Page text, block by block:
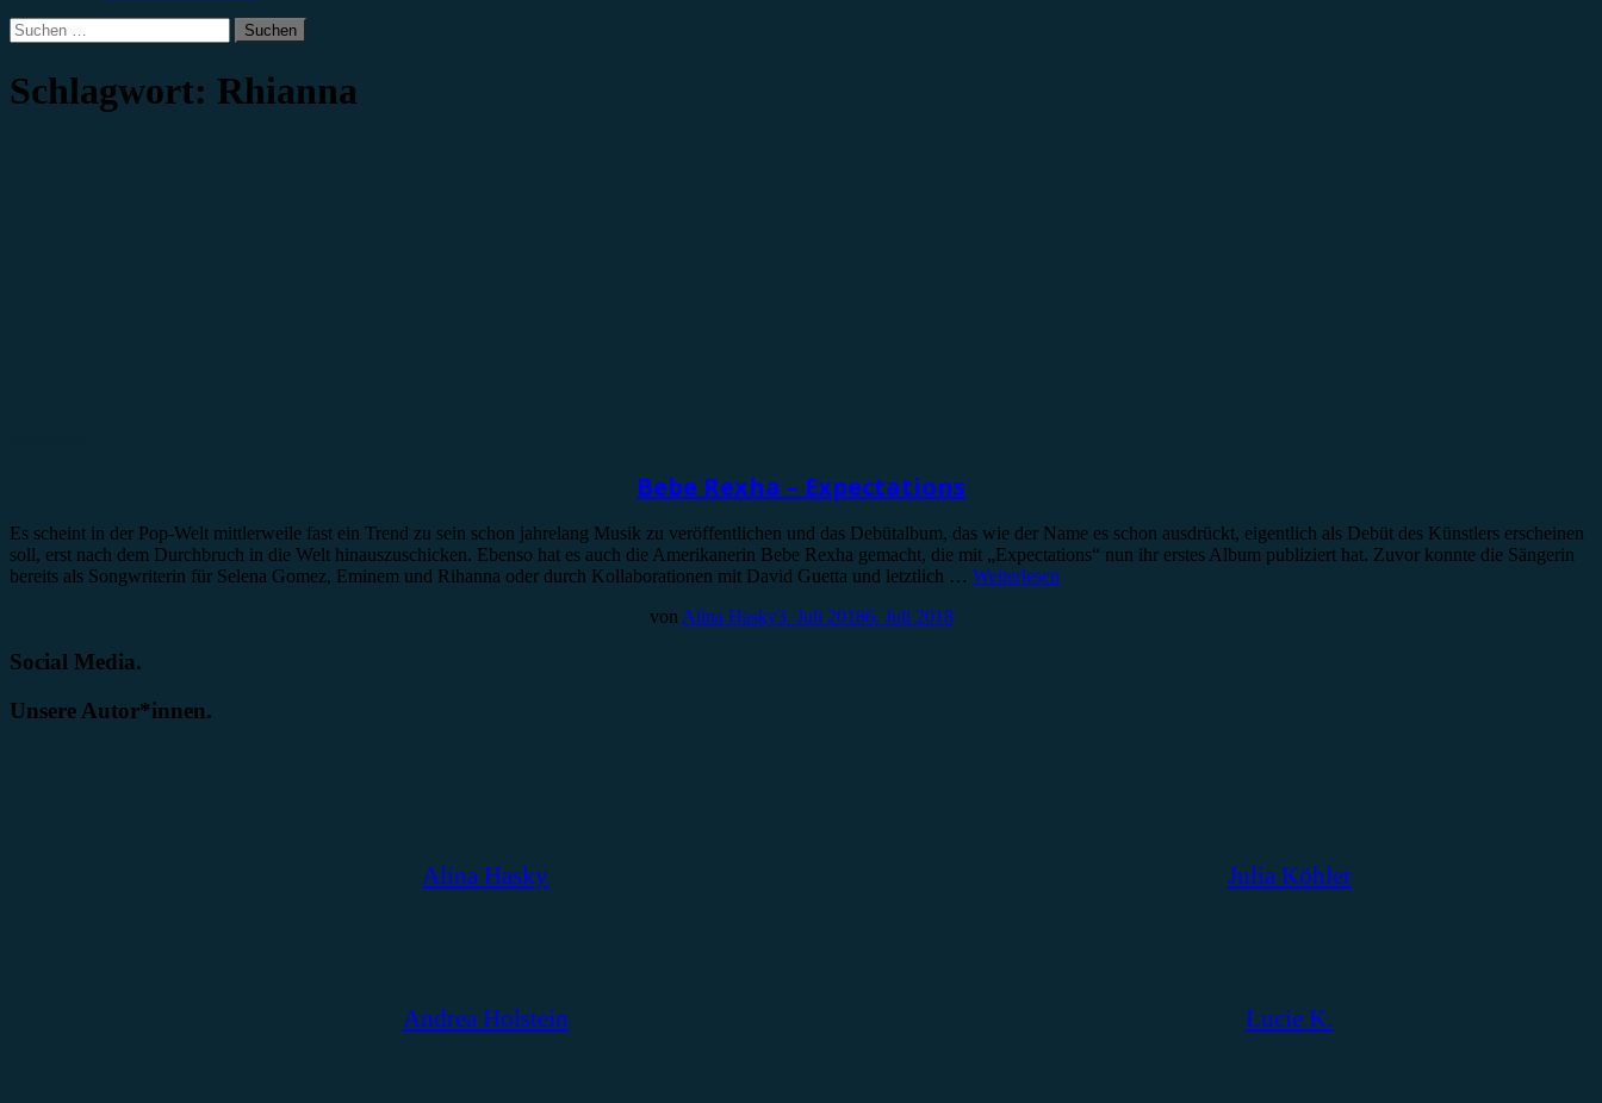
Suchen
nach:
Schlagwort: Rhianna
Bebe Rexha – Expectations
Es scheint in der Pop-Welt mittlerweile fast ein Trend zu sein schon jahrelang Musik zu veröffentlichen und das Debütalbum, das wie der Name es schon ausdrückt, eigentlich als Debüt des Künstlers erscheinen
soll, erst nach dem Durchbruch in die Welt hinauszuschicken. Ebenso hat es auch die Amerikanerin Bebe Rexha gemacht, die mit „Expectations“ nun ihr erstes Album publiziert hat. Zuvor konnte die Sängerin
bereits als Songwriterin für Selena Gomez, Eminem und Rihanna oder durch Kollaborationen mit David Guetta und letztlich … Weiterlesen
von Alina Hasky3. Juli 20186. Juli 2018
Social Media.
Unsere Autor*innen.
Alina Hasky
Andrea Holstein
Julia Köhler
Lucie K.